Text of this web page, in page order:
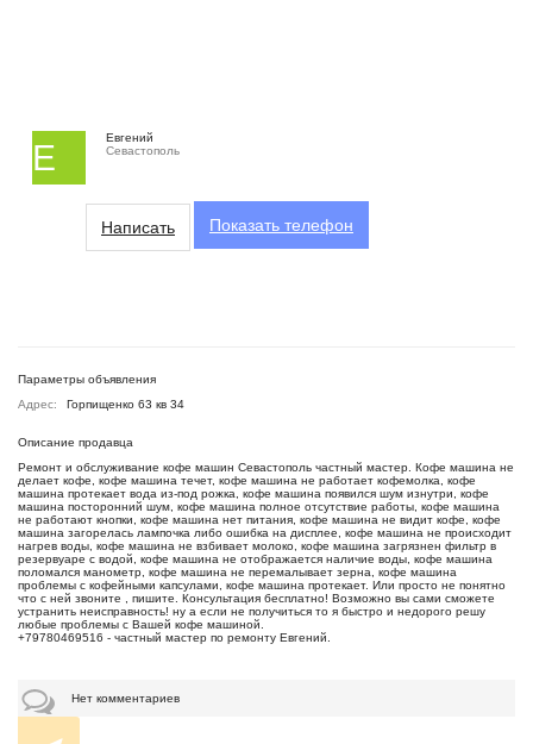
Е
Евгений
Севастополь
Написать Показать телефон
Параметры объявления
Адрес:
Горпищенко 63 кв 34
Описание продавца
Ремонт и обслуживание кофе машин Севастополь частный мастер. Кофе машина не
делает кофе, кофе машина течет, кофе машина не работает кофемолка, кофе
машина протекает вода из-под рожка, кофе машина появился шум изнутри, кофе
машина посторонний шум, кофе машина полное отсутствие работы, кофе машина
не работают кнопки, кофе машина нет питания, кофе машина не видит кофе, кофе
машина загорелась лампочка либо ошибка на дисплее, кофе машина не происходит
нагрев воды, кофе машина не взбивает молоко, кофе машина загрязнен фильтр в
резервуаре с водой, кофе машина не отображается наличие воды, кофе машина
поломался манометр, кофе машина не перемалывает зерна, кофе машина
проблемы с кофейными капсулами, кофе машина протекает. Или просто не понятно
что с ней звоните , пишите. Консультация бесплатно! Возможно вы сами сможете
устранить неисправность! ну а если не получиться то я быстро и недорого решу
любые проблемы с Вашей кофе машиной.
+79780469516 - частный мастер по ремонту Евгений.
Нет комментариев